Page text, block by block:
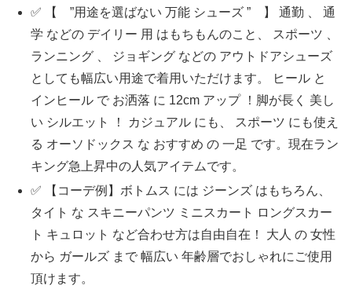
✅ 【 ”用途を選ばない 万能 シューズ ” 】 通勤 、 通
学 などの デイリー 用 はもちもんのこと、 スポーツ 、
ランニング 、 ジョギング などの アウトドアシューズ
としても幅広い用途で着用いただけます。 ヒール と
インヒール で お洒落 に 12cm アップ ！脚が長く 美し
い シルエット ！ カジュアル にも、 スポーツ にも使え
る オーソドックス な おすすめ の 一足 です。現在ラン
キング急上昇中の人気アイテムです。
✅ 【コーデ例】ボトムス には ジーンズ はもちろん、
タイト な スキニーパンツ ミニスカート ロングスカー
ト キュロット など合わせ方は自由自在！ 大人 の 女性
から ガールズ まで 幅広い 年齢層でおしゃれにご使用
頂けます。